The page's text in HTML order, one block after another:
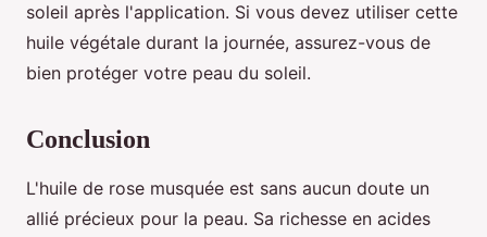
soleil après l'application. Si vous devez utiliser cette
huile végétale durant la journée, assurez-vous de
bien protéger votre peau du soleil.
Conclusion
L'huile de rose musquée est sans aucun doute un
allié précieux pour la peau. Sa richesse en acides